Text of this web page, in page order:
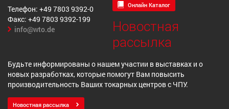
Телефон: +49 7803 9392-0
Факс: +49 7803 9392-199
info@wto.de
Онлайн Каталог
Новостная
рассылка
Будьте информированы о нашем участии в выставках и о
новых разработках, которые помогут Вам повысить
производительность Ваших токарных центров с ЧПУ.
Новостная рассылка